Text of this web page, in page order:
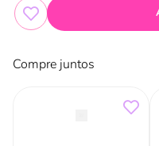
Compre juntos